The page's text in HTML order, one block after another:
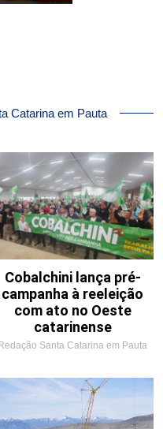
Catarina em Pauta
Cobalchini lança pré-
campanha à reeleição
com ato no Oeste
catarinense
Santa Catarina em Pauta